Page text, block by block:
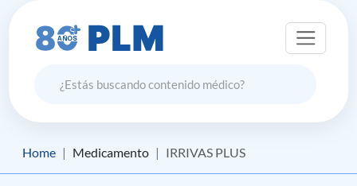
Home Medicamento IRRIVAS PLUS